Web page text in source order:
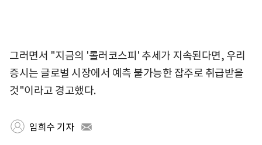
그러면서 "지금의 '롤러코스피' 추세가 지속된다면, 우리
증시는 글로벌 시장에서 예측 불가능한 잡주로 취급받을
것"이라고 경고했다.
임희수 기자